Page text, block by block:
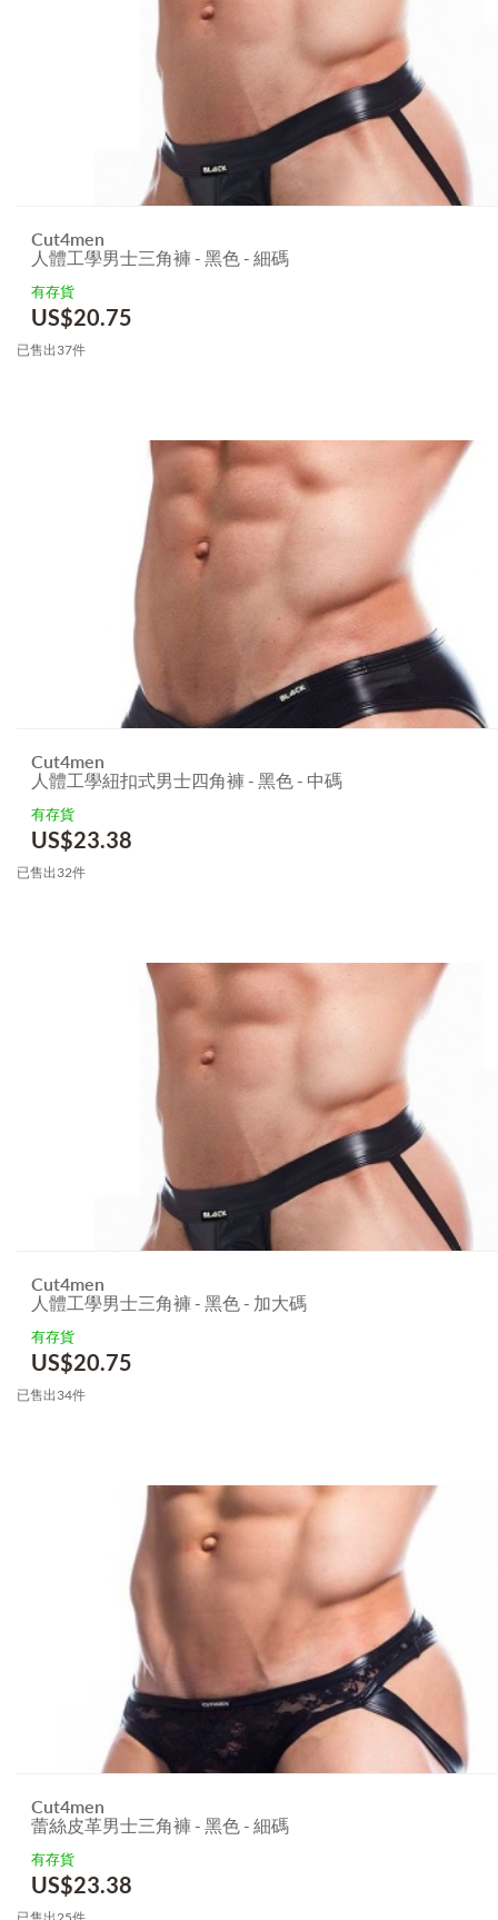
Cut4men
人體工學男士三角褲 - 黑色 - 細碼
有存貨
US$20.75
已售出37件
Cut4men
人體工學紐扣式男士四角褲 - 黑色 - 中碼
有存貨
US$23.38
已售出32件
Cut4men
人體工學男士三角褲 - 黑色 - 加大碼
有存貨
US$20.75
已售出34件
Cut4men
蕾絲皮革男士三角褲 - 黑色 - 細碼
有存貨
US$23.38